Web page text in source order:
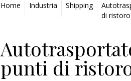
Home Industria Shipping
di ristoro
punti di